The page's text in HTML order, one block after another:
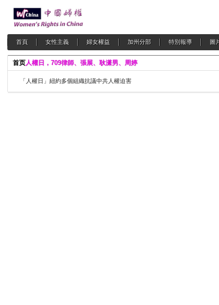
首頁 女性主義 婦女權益 加州分部 特別報導 圖
首页人權日，709律師、張展、耿潇男、周婷
「人權日」紐約多個組織抗議中共人權迫害